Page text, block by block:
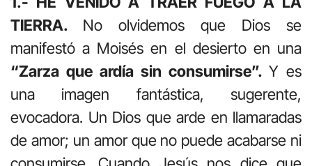
TIERRA. No olvidemos que Dios se
manifestó a Moisés en el desierto en una
“Zarza que ardía sin consumirse”. Y es
una imagen fantástica, sugerente,
evocadora. Un Dios que arde en llamaradas
de amor; un amor que no puede acabarse ni